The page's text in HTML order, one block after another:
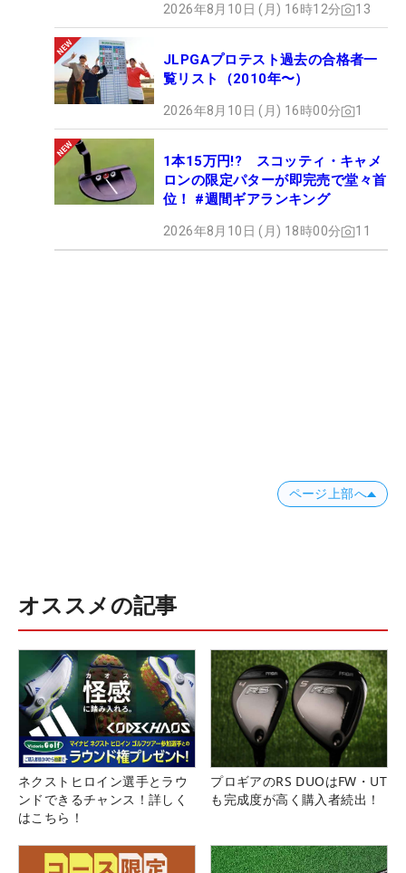
2026年8月10日 (月) 16時12分 13
JLPGAプロテスト過去の合格者一
覧リスト（2010年〜）
2026年8月10日 (月) 16時00分 1
1本15万円!? スコッティ・キャメ
ロンの限定パターが即完売で堂々首
位！ #週間ギアランキング
2026年8月10日 (月) 18時00分 11
ページ上部へ
オススメの記事
ネクストヒロイン選手とラウ
ンドできるチャンス！詳しく
はこちら！
プロギアのRS DUOはFW・UT
も完成度が高く購入者続出！